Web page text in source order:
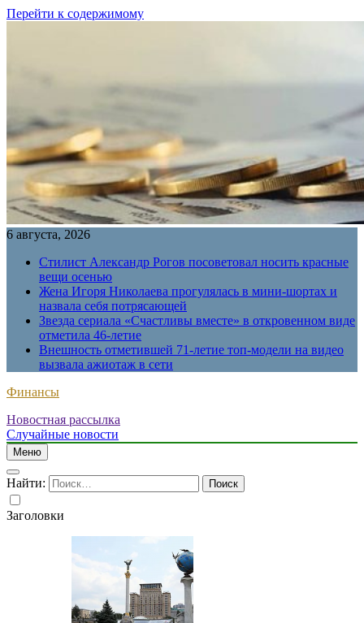
Перейти к содержимому
6 августа, 2026
Стилист Александр Рогов посоветовал носить красные
вещи осенью
Жена Игоря Николаева прогулялась в мини-шортах и
назвала себя потрясающей
Звезда сериала «Счастливы вместе» в откровенном виде
отметила 46-летие
Внешность отметившей 71-летие топ-модели на видео
вызвала ажиотаж в сети
Финансы
Новостная рассылка
Случайные новости
Меню
Найти:
Заголовки